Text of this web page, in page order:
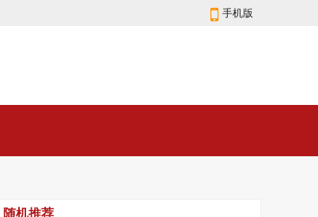
手机版
随机推荐